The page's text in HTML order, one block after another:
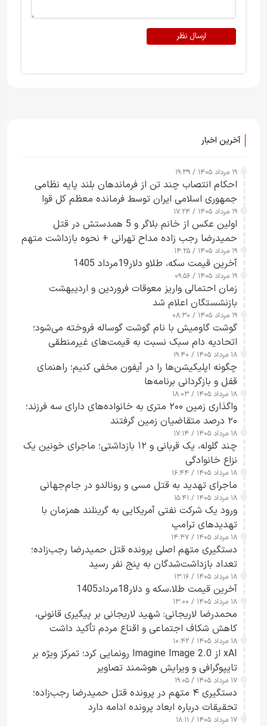
ارسال نظر
آخرین اخبار
۱۹ مرداد ۱۴۰۵ / ۱۹:۳۹
احکام انتصاب چند تن از فرماندهان بلند پایه نظامی
جمهوری اسلامی ایران توسط فرمانده معظم کل قوا
صادر شد
۱۹ مرداد ۱۴۰۵ / ۱۷:۲۴
اولین عکس از خانم بلاگر و 5 همدستش در قتل
حمیدرضا رجب زاده مداح تهرانی + نحوه بازداشت متهم
زن قبل از ترک ایران
۱۹ مرداد ۱۴۰۵ / ۱۴:۲۵
آخرین قیمت سکه، طلاو دلار19مرداد 1405
۱۹ مرداد ۱۴۰۵ / ۰۹:۵۶
زمان احتمالی واریز معوقات فروردین و اردیبهشت
بازنشستگان اعلام شد
۱۹ مرداد ۱۴۰۵ / ۰۸:۳۰
گوشت گاومیش با نام گوشت گوساله فروخته می‌شود؛
اتحادیه دام سبک نسبت به قیمت‌های غیرمنطقی
هشدار داد
۱۸ مرداد ۱۴۰۵ / ۱۹:۴۰
چگونه اپلیکیشن‌ها را در آیفون مخفی کنیم؛ راهنمای
قفل و بازگردانی برنامه‌ها
۱۸ مرداد ۱۴۰۵ / ۱۸:۰۳
واگذاری زمین ۲۰۰ متری به خانواده‌های دارای سه فرزند؛
۲۰ درصد متقاضیان زمین گرفتند
۱۸ مرداد ۱۴۰۵ / ۱۷:۱۴
چند گلوله، یک قربانی و ۱۲ بازداشتی؛ ماجرای خونین یک
نزاع خانوادگی
۱۸ مرداد ۱۴۰۵ / ۱۶:۴۴
ماجرای تهدید به قتل مسی و رونالدو در جام‌جهانی
۱۸ مرداد ۱۴۰۵ / ۱۵:۴۱
ورود یک شرکت نفتی آمریکایی به گرینلند همزمان با
تهدیدهای ترامپ
۱۸ مرداد ۱۴۰۵ / ۱۴:۴۷
دستگیری متهم اصلی پرونده قتل حمیدرضا رجب‌زاده؛
تعداد بازداشت‌شدگان به پنج نفر رسید
۱۸ مرداد ۱۴۰۵ / ۱۳:۱۶
آخرین قیمت طلا،سکه و دلار18مرداد1405
۱۸ مرداد ۱۴۰۵ / ۱۳:۰۰
محمدرضا لاریجانی: شهید لاریجانی بر پیگیری قانونی،
کاهش شکاف اجتماعی و اقناع مردم تأکید داشت
۱۸ مرداد ۱۴۰۵ / ۱۰:۴۲
xAI از Imagine Image 2.0 رونمایی کرد؛ تمرکز ویژه بر
تایپوگرافی و ویرایش هوشمند تصاویر
۱۷ مرداد ۱۴۰۵ / ۱۹:۰۵
دستگیری ۴ متهم در پرونده قتل حمیدرضا رجب‌زاده؛
تحقیقات درباره ابعاد پرونده ادامه دارد
۱۷ مرداد ۱۴۰۵ / ۱۸:۱۱